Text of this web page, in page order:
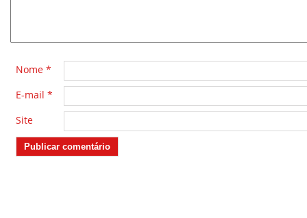
Nome *
E-mail *
Site